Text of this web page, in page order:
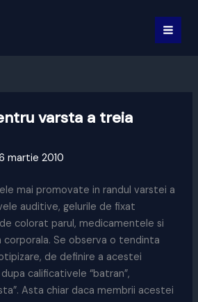
varsta a treia
martie 2010
mai promovate in randul varstei a
auditive, gelurile de fixat
colorat parul, medicamentele si
corporala. Se observa o tendinta
de definire a acestei
calificativele “batran”,
Asta chiar daca membrii acestei